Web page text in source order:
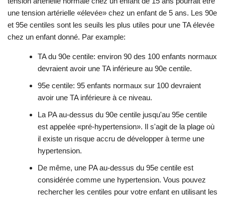
une tension artérielle «élevée» chez un enfant de 5 ans. Les 90e
et 95e centiles sont les seuils les plus utiles pour une TA élevée
chez un enfant donné. Par example:
TA du 90e centile: environ 90 des 100 enfants normaux
devraient avoir une TA inférieure au 90e centile.
95e centile: 95 enfants normaux sur 100 devraient
avoir une TA inférieure à ce niveau.
La PA au-dessus du 90e centile jusqu'au 95e centile
est appelée «pré-hypertension». Il s'agit de la plage où
il existe un risque accru de développer à terme une
hypertension.
De même, une PA au-dessus du 95e centile est
considérée comme une hypertension. Vous pouvez
rechercher les centiles pour votre enfant en utilisant les